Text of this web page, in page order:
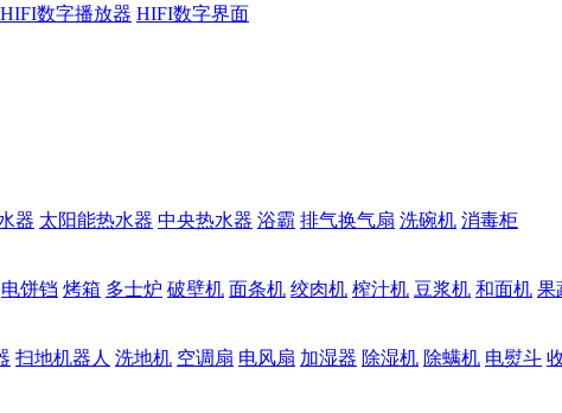
HIFI数字播放器 HIFI数字界面
器 太阳能热水器 中央热水器 浴霸 排气换气扇 洗碗机 消毒柜
电饼铛 烤箱 多士炉 破壁机 面条机 绞肉机 榨汁机 豆浆机 和面机 果
扫地机器人 洗地机 空调扇 电风扇 加湿器 除湿机 除螨机 电熨斗